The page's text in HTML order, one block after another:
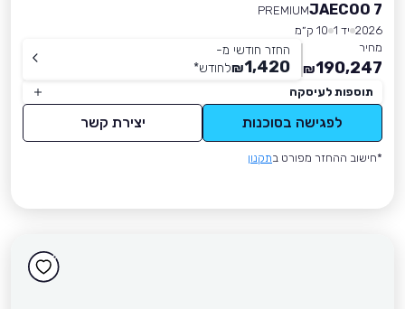
JAECOO 7
PREMIUM
2026 יד 1
10 ק״מ
מחיר
190,247
₪
החזר חודשי מ-
1,420
₪לחודש*
תוספות לעיסקה
לפגישה בסוכנות יצירת קשר
*חישוב ההחזר מפורט בתקנון